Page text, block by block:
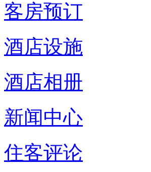
客房预订
酒店设施
酒店相册
新闻中心
住客评论